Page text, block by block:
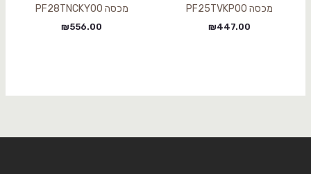
מכסה PF25TVKP00
₪447.00
מכסה PF28TNCKY00
₪556.00